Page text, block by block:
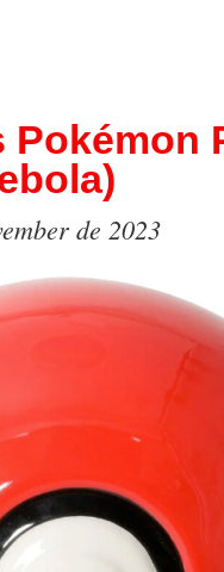
Pokémon
de 2023